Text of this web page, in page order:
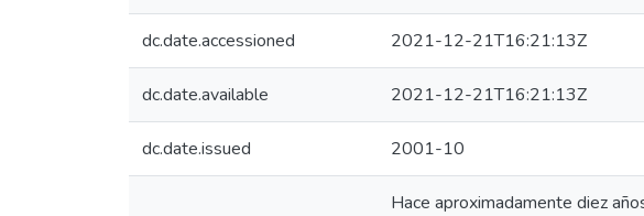
dc.date.accessioned 2021-12-21T16:21:13Z
dc.date.available 2021-12-21T16:21:13Z
dc.date.issued 2001-10
Hace aproximadamente diez